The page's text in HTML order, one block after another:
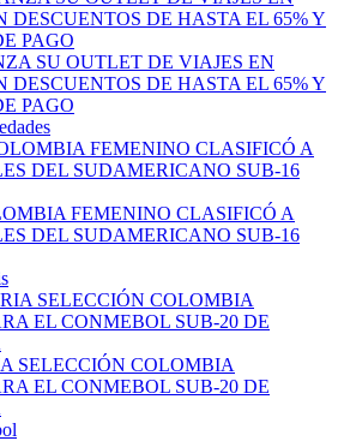
SU OUTLET DE VIAJES EN
DESCUENTOS DE HASTA EL 65% Y
PAGO
FEMENINO CLASIFICÓ A
DEL SUDAMERICANO SUB-16
SELECCIÓN COLOMBIA
EL CONMEBOL SUB-20 DE